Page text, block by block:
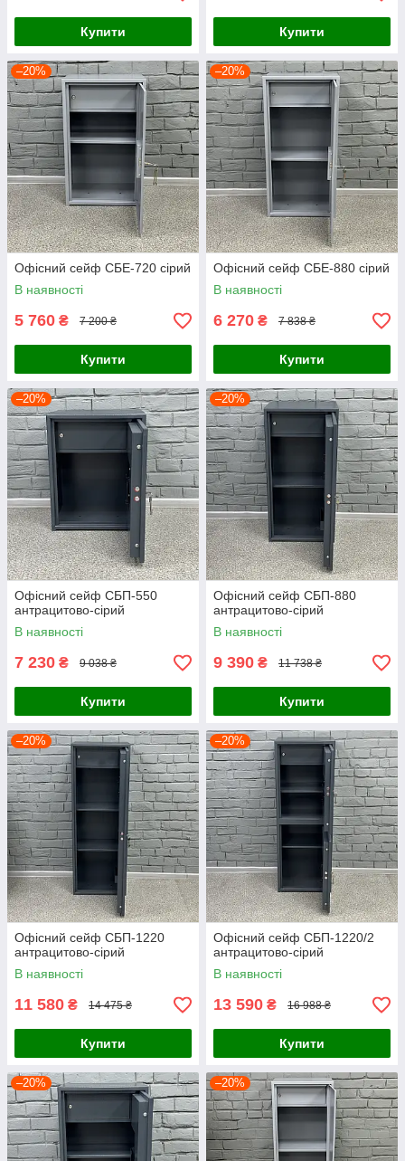
Купити Купити
–20%
Офісний сейф СБЕ-720 сірий
В наявності
5 760 ₴ 7 200 ₴
Купити
–20%
Офісний сейф СБЕ-880 сірий
В наявності
6 270 ₴ 7 838 ₴
Купити
–20%
Офісний сейф CБП-550
антрацитово-сірий
В наявності
7 230 ₴ 9 038 ₴
Купити
–20%
Офісний сейф CБП-880
антрацитово-сірий
В наявності
9 390 ₴ 11 738 ₴
Купити
–20%
Офісний сейф CБП-1220
антрацитово-сірий
В наявності
11 580 ₴ 14 475 ₴
Купити
–20%
Офісний сейф CБП-1220/2
антрацитово-сірий
В наявності
13 590 ₴ 16 988 ₴
Купити
–20% –20%